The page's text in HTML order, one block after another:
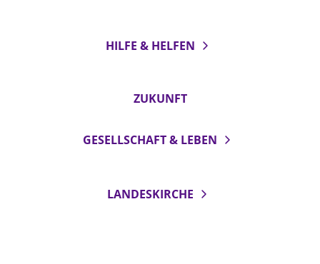
HILFE & HELFEN
ZUKUNFT
GESELLSCHAFT & LEBEN
LANDESKIRCHE